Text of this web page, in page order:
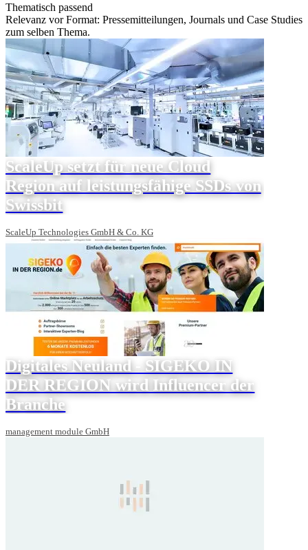
Thematisch passend
Relevanz vor Format: Pressemitteilungen, Journals und Case Studies
zum selben Thema.
ScaleUp setzt für neue Cloud
Region auf leistungsfähige SSDs von
Swissbit
ScaleUp Technologies GmbH & Co. KG
Digitales Neuland - SIGEKO IN
DER REGION wird Influencer der
Branche
management module GmbH